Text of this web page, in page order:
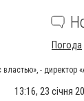
Погода
- директор
13:16, 23 січня